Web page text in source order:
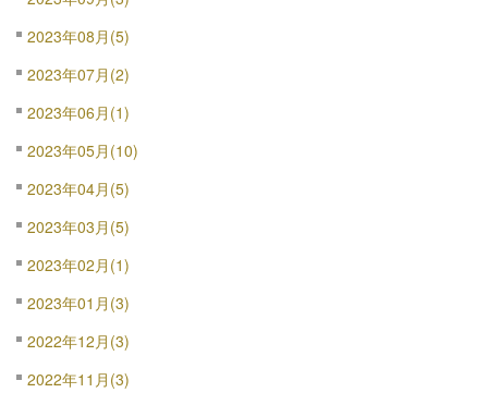
2023年08月(5)
2023年07月(2)
2023年06月(1)
2023年05月(10)
2023年04月(5)
2023年03月(5)
2023年02月(1)
2023年01月(3)
2022年12月(3)
2022年11月(3)